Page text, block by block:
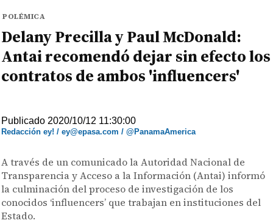
POLÉMICA
Delany Precilla y Paul McDonald:
Antai recomendó dejar sin efecto los
contratos de ambos 'influencers'
Publicado 2020/10/12 11:30:00
Redacción ey! / ey@epasa.com / @PanamaAmerica
A través de un comunicado la Autoridad Nacional de
Transparencia y Acceso a la Información (Antai) informó
la culminación del proceso de investigación de los
conocidos ‘influencers’ que trabajan en instituciones del
Estado.